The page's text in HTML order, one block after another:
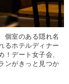
個室のある隠れ名
るホテルディナー
デート女子会、
ンがきっと見つか